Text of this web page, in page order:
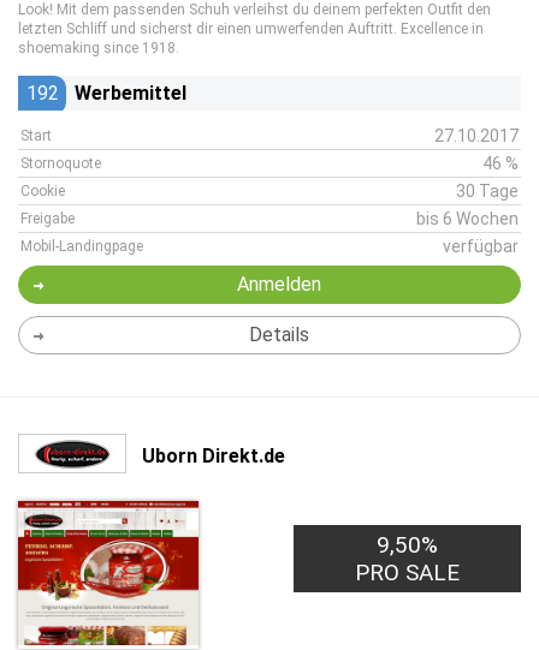
Look! Mit dem passenden Schuh verleihst du deinem perfekten Outfit den
letzten Schliff und sicherst dir einen umwerfenden Auftritt. Excellence in
shoemaking since 1918.
192 Werbemittel
Start 27.10.2017
Stornoquote 46 %
Cookie 30 Tage
Freigabe bis 6 Wochen
Mobil-Landingpage verfügbar
Anmelden
Details
Uborn Direkt.de
9,50%
PRO SALE